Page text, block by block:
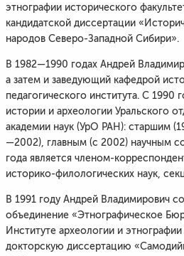
этнографии исторического
кандидатской диссертации
народов Северо-Западной Сибири».
В 1982—1990 годах Андрей
а затем и заведующий кафедрой
педагогического института. С 1990
истории и археологии Уральского
академии наук (УрО РАН): старшим
—2002), главным (с 2002) научным
года является членом-
историко-филологических наук,
В 1991 году Андрей Владимирович
объединение «Этнографическое
Институте археологии и
докторскую диссертацию